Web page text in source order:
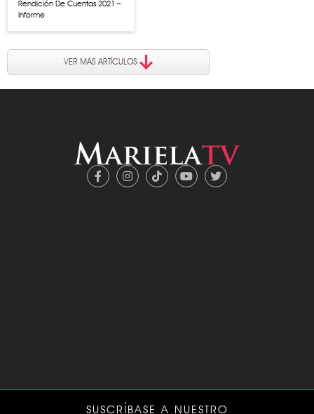
Rendición De Cuentas 2021 –
Informe
VER MÁS ARTÍCULOS
SUSCRÍBASE A NUESTRO